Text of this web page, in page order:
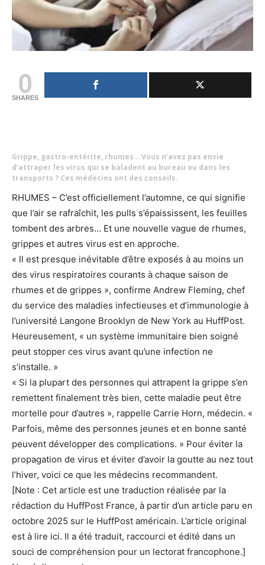
0
SHARES
Grippe, gastro-entérite, rhumes… Vous n’avez pas envie
d’attraper les virus qui se baladent au bureau ou dans les
transports ? Ces médecins ont des conseils.
RHUMES – C’est officiellement l’automne, ce qui signifie
que l’air se rafraîchit, les pulls s’épaississent, les feuilles
tombent des arbres… Et une nouvelle vague de rhumes,
grippes et autres virus est en approche.
« Il est presque inévitable d’être exposés à au moins un
des virus respiratoires courants à chaque saison de
rhumes et de grippes », confirme Andrew Fleming, chef
du service des maladies infectieuses et d’immunologie à
l’université Langone Brooklyn de New York au HuffPost.
Heureusement, « un système immunitaire bien soigné
peut stopper ces virus avant qu’une infection ne
s’installe. »
« Si la plupart des personnes qui attrapent la grippe s’en
remettent finalement très bien, cette maladie peut être
mortelle pour d’autres », rappelle Carrie Horn, médecin. «
Parfois, même des personnes jeunes et en bonne santé
peuvent développer des complications. » Pour éviter la
propagation de virus et éviter d’avoir la goutte au nez tout
l’hiver, voici ce que les médecins recommandent.
[Note : Cet article est une traduction réalisée par la
rédaction du HuffPost France, à partir d’un article paru en
octobre 2025 sur le HuffPost américain. L’article original
est à lire ici. Il a été traduit, raccourci et édité dans un
souci de compréhension pour un lectorat francophone.]